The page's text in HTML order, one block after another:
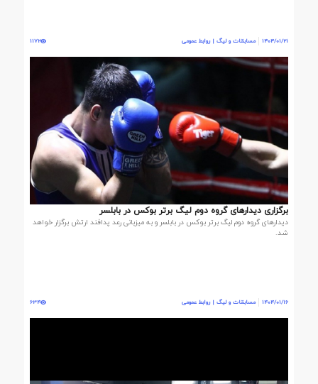
1404/01/21 مسابقات و لیگ | روابط عمومی 1172
برگزاری دیدارهای گروه دوم لیگ برتر بوکس در بابلسر
دیدارهای گروه دوم لیگ برتر بوکس در بابلسر و به میزبانی رعد پدافند ارتش برگزار خواهد
شد.
1404/01/16 مسابقات و لیگ | روابط عمومی 634